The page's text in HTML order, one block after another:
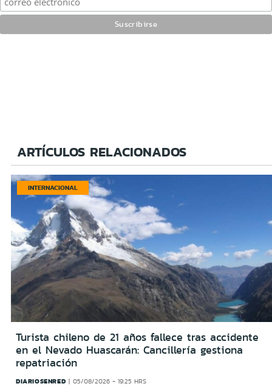
ARTÍCULOS RELACIONADOS
INTERNACIONAL
Turista chileno de 21 años fallece tras accidente
en el Nevado Huascarán: Cancillería gestiona
repatriación
DIARIOSENRED 05/08/2026 - 19:25 HRS